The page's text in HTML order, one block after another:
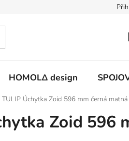
HOMOLΔ design
TULIP Úchytka Zoid 596 mm černá matná
Zoid 596